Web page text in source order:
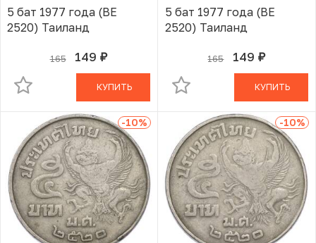
5 бат 1977 года (BE
2520) Таиланд
165 149 руб.
В КОРЗИНЕ
КУПИТЬ
5 бат 1977 года (BE
2520) Таиланд
165 149 руб.
В КОРЗИНЕ
КУПИТЬ
-10% -10%